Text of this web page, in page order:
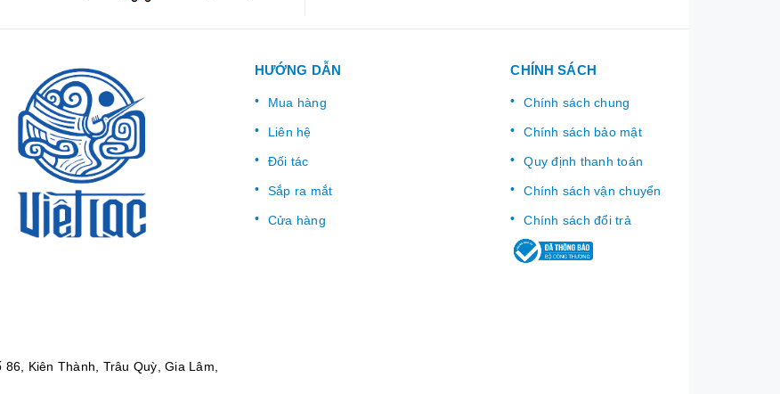
86, Kiên Thành, Trâu Quỳ, Gia Lâm,
HƯỚNG DẪN
Mua hàng
Liên hệ
Đối tác
Sắp ra mắt
Cửa hàng
CHÍNH SÁCH
Chính sách chung
Chính sách bảo mật
Quy định thanh toán
Chính sách vận chuyển
Chính sách đổi trả